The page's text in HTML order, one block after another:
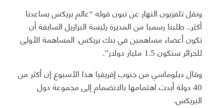
ونقل تلفزيون النهار عن تبون قوله “عالم بريكس يساعدنا
أكثر.. طلبنا رسميا من المديرة رئيسة البرازيل السابقة أن
نكون أعضاء مساهمين في بنك بريكس. المساهمة الأولى
للجزائر ستكون 1.5 مليار دولار”.
وقال دبلوماسي من جنوب إفريقيا هذا الأسبوع إن أكثر من
40 دولة أبدت اهتمامها بالانضمام إلى مجموعة دول
البريكس.